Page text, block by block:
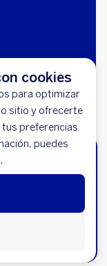
cookies
para optimizar
sitio y ofrecerte
preferencias
puedes
.
de tu
San Isidro